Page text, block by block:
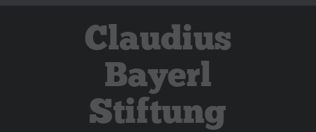
Claudius
Bayerl
Stiftung